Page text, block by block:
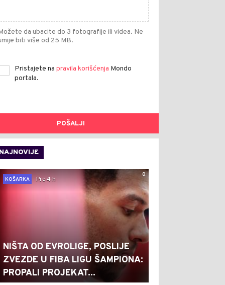
da ubacite do 3 fotografije ili videa. Ne
biti više od 25 MB.
Pristajete na pravila korišćenja Mondo
portala.
POŠALJI
0
KOŠARKA
Pre 4 h
NIŠTA OD EVROLIGE, POSLIJE
ZVEZDE U FIBA LIGU ŠAMPIONA:
PROPALI PROJEKAT...